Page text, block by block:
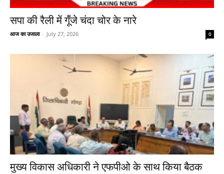
सपा की रैली में गूँजे चंदा चोर के नारे
आज का उजाला - July 27, 2026 0
मुख्य विकास अधिकारी ने एफपीओ के साथ किया बैठक